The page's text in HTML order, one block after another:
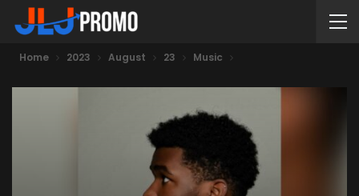
Home 2023 August 23 Music